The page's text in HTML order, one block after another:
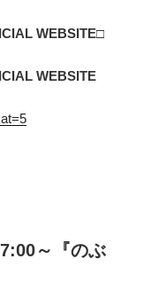
WEBSITE□
WEBSITE
～『のぶ